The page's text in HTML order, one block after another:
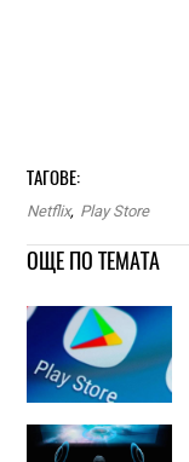
ТАГОВЕ:
Netflix, Play Store
ОЩЕ ПО ТЕМАТА